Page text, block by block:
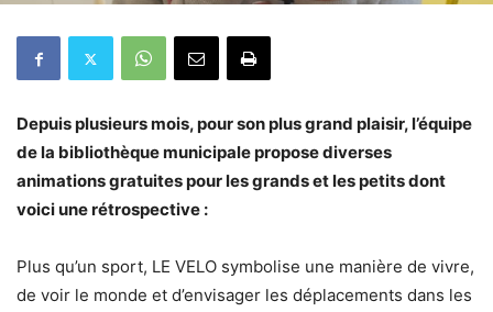
Depuis plusieurs mois, pour son plus grand plaisir, l’équipe
de la bibliothèque municipale propose diverses
animations gratuites pour les grands et les petits dont
voici une rétrospective :
Plus qu’un sport, LE VELO symbolise une manière de vivre,
de voir le monde et d’envisager les déplacements dans les